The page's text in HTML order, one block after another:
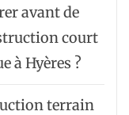
avant de
court
à Hyères ?
terrain